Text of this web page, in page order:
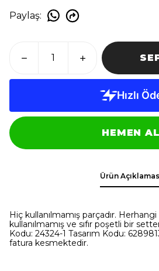
Paylaş:
HEMEN AL
Ürün
Hiç kullanılmamış parçadır.
kullanılmamış ve sıfır poşetli bir
Kodu: 24324-1 Tasarım Kodu:
fatura kesmektedir.